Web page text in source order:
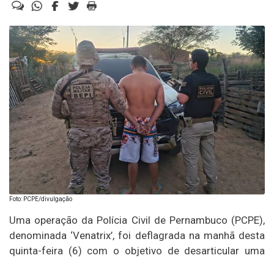
Foto: PCPE/divulgação
Uma operação da Polícia Civil de Pernambuco (PCPE),
denominada ‘Venatrix’, foi deflagrada na manhã desta
quinta-feira (6) com o objetivo de desarticular uma